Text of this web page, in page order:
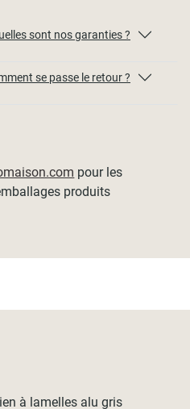
sont nos garanties ?
se passe le retour ?
pour les
produits